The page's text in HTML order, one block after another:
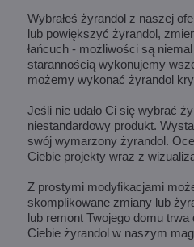
Wybrałeś żyrandol z naszej
lub powiększyć żyrandol,
łańcuch - możliwości są
starannością wykonujemy
możemy wykonać żyrandol
Jeśli nie udało Ci się wybrać
niestandardowy produkt.
swój wymarzony żyrandol.
Ciebie projekty wraz z
Z prostymi modyfikacjami
skomplikowane zmiany lub
lub remont Twojego domu
Ciebie żyrandol w naszym